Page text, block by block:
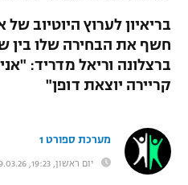
תוצאות
לוח שידורים
ברחבה
הפועל תל אביב
הפועל חיפה
מכבי נתניה
ליגה טורקית
ליגה סינית
ליגות נוספות
דני אבדיה
ג'ודו
אגרוף
ספורט אולימפי
UFC
בריאיון לערוץ היוטיוב
חשף את הבחירה שלו בין
ברצלונה וריאל מדריד:
קריירה יוצאת דופן"
מערכת ספורט 1
יום ראשון, 19:23, 29.03.26